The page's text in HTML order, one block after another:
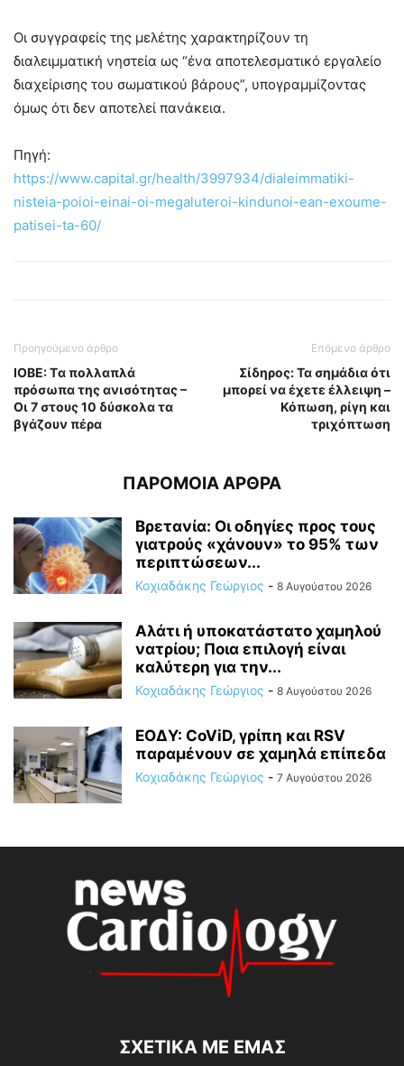
Οι συγγραφείς της μελέτης χαρακτηρίζουν τη
διαλειμματική νηστεία ως “ένα αποτελεσματικό εργαλείο
διαχείρισης του σωματικού βάρους”, υπογραμμίζοντας
όμως ότι δεν αποτελεί πανάκεια.
Πηγή:
https://www.capital.gr/health/3997934/dialeimmatiki-
nisteia-poioi-einai-oi-megaluteroi-kindunoi-ean-exoume-
patisei-ta-60/
Προηγούμενο άρθρο
ΙΟΒΕ: Tα πολλαπλά
πρόσωπα της ανισότητας –
Οι 7 στους 10 δύσκολα τα
βγάζουν πέρα
Επόμενο άρθρο
Σίδηρος: Τα σημάδια ότι
μπορεί να έχετε έλλειψη –
Κόπωση, ρίγη και
τριχόπτωση
ΠΑΡΟΜΟΙΑ ΑΡΘΡΑ
Βρετανία: Οι οδηγίες προς τους
γιατρούς «χάνουν» το 95% των
περιπτώσεων...
Κοχιαδάκης Γεώργιος - 8 Αυγούστου 2026
Αλάτι ή υποκατάστατο χαμηλού
νατρίου; Ποια επιλογή είναι
καλύτερη για την...
Κοχιαδάκης Γεώργιος - 8 Αυγούστου 2026
ΕΟΔΥ: CoViD, γρίπη και RSV
παραμένουν σε χαμηλά επίπεδα
Κοχιαδάκης Γεώργιος - 7 Αυγούστου 2026
ΣΧΕΤΙΚΆ ΜΕ ΕΜΆΣ